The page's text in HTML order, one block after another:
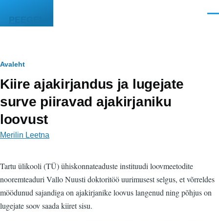
PEEGEL
Leivapuru
Avaleht
Kiire ajakirjandus ja lugejate
surve piiravad ajakirjaniku
loovust
Merilin Leetna
Tartu ülikooli (TÜ) ühiskonnateaduste instituudi loovmeetodite
nooremteaduri Vallo Nuusti doktoritöö uurimusest selgus, et võrreldes
möödunud sajandiga on ajakirjanike loovus langenud ning põhjus on
lugejate soov saada kiiret sisu.